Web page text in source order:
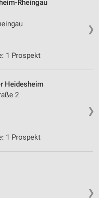
❯
Rheingau
1 Prospekt
❯
Heidesheim
2
1 Prospekt
❯